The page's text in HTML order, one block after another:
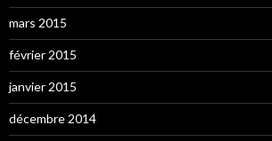
mars 2015
février 2015
janvier 2015
décembre 2014